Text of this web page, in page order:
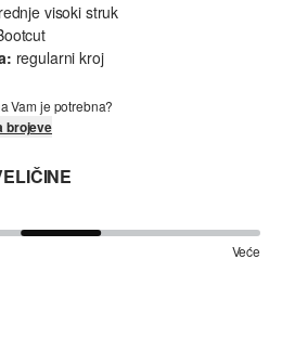
visoki struk
regularni kroj
Vam je potrebna?
brojeve
Veće